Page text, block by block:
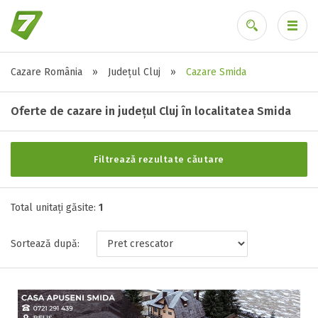
Cazare România » Județul Cluj » Cazare Smida
Oferte de cazare in județul Cluj în localitatea Smida
Filtrează rezultate căutare
Alte tipuri de unități
Toate tipurile de unitati de cazari
Stele / margarete
Neclasificat
2 stele / margarete
3 stele / margarete
5 stele / margarete
Total unitați găsite: 1
Sortează după: